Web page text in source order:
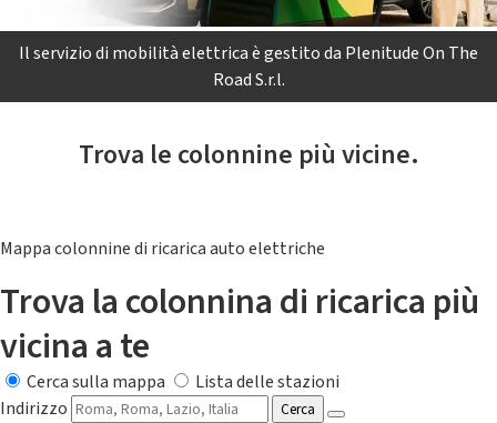
Il servizio di mobilità elettrica è gestito da Plenitude On The
Road S.r.l.
Trova le colonnine più vicine.
Mappa colonnine di ricarica auto elettriche
Trova la colonnina di ricarica più
vicina a te
Cerca sulla mappa
Lista delle stazioni
Indirizzo
Cerca